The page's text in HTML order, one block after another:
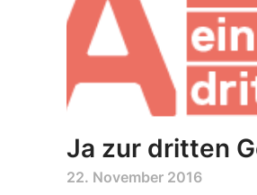
Ja zur dritten
22. November 2016